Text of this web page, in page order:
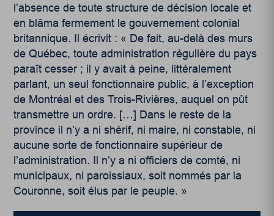
l’absence de toute structure de décision locale et
en blâma fermement le gouvernement colonial
britannique. Il écrivit : « De fait, au-delà des murs
de Québec, toute administration régulière du pays
paraît cesser ; il y avait à peine, littéralement
parlant, un seul fonctionnaire public, à l’exception
de Montréal et des Trois-Rivières, auquel on pût
transmettre un ordre. […] Dans le reste de la
province il n’y a ni shérif, ni maire, ni constable, ni
aucune sorte de fonctionnaire supérieur de
l’administration. Il n’y a ni officiers de comté, ni
municipaux, ni paroissiaux, soit nommés par la
Couronne, soit élus par le peuple. »